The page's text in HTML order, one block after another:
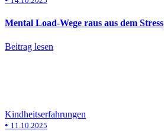
Mental Load-Wege raus aus dem Stress
Beitrag lesen
Kindheitserfahrungen
• 11.10.2025